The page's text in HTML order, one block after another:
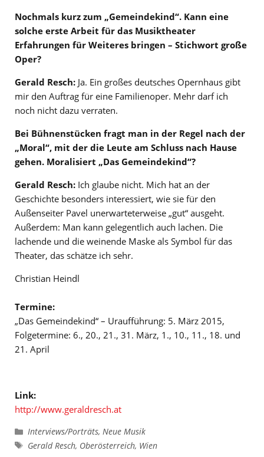
Nochmals kurz zum „Gemeindekind“. Kann eine
solche erste Arbeit für das Musiktheater
Erfahrungen für Weiteres bringen – Stichwort große
Oper?
Gerald Resch: Ja. Ein großes deutsches Opernhaus gibt
mir den Auftrag für eine Familienoper. Mehr darf ich
noch nicht dazu verraten.
Bei Bühnenstücken fragt man in der Regel nach der
„Moral“, mit der die Leute am Schluss nach Hause
gehen. Moralisiert „Das Gemeindekind“?
Gerald Resch: Ich glaube nicht. Mich hat an der
Geschichte besonders interessiert, wie sie für den
Außenseiter Pavel unerwarteterweise „gut“ ausgeht.
Außerdem: Man kann gelegentlich auch lachen. Die
lachende und die weinende Maske als Symbol für das
Theater, das schätze ich sehr.
Christian Heindl
Termine:
„Das Gemeindekind“ – Uraufführung: 5. März 2015,
Folgetermine: 6., 20., 21., 31. März, 1., 10., 11., 18. und
21. April
Link:
http://www.geraldresch.at
Kategorien
Interviews/Porträts,Neue Musik
Schlagwörter
Gerald Resch, Oberösterreich, Wien